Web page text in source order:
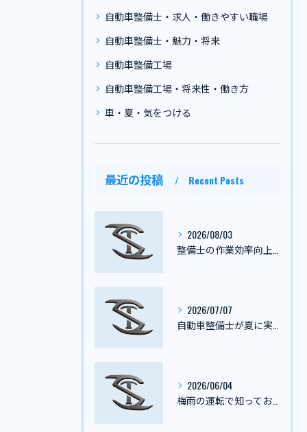
自動車整備士・求人・働きやすい職場
自動車整備士・魅力・将来
自動車整備工場
自動車整備工場・将来性・働き方
車・夏・気をつける
最近の投稿 Recent Posts
2026/08/03
2026/07/07
2026/06/04